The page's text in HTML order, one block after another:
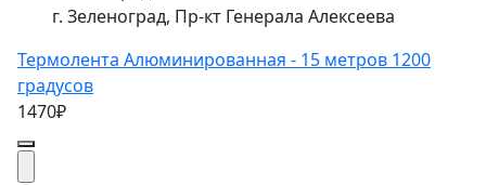
г. Зеленоград, Пр-кт Генерала Алексеева
Термолента Алюминированная - 15 метров 1200
градусов
1470₽